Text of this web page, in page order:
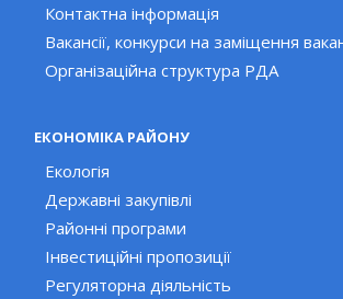
Контактна інформація
Вакансії, конкурси на заміщення
Організаційна структура РДА
ЕКОНОМІКА РАЙОНУ
Екологія
Державні закупівлі
Районні програми
Інвестиційні пропозиції
Регуляторна діяльність